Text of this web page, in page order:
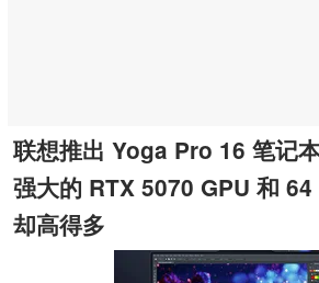
联想推出 Yoga Pro 16 笔记
强大的 RTX 5070 GPU 和
却高得多